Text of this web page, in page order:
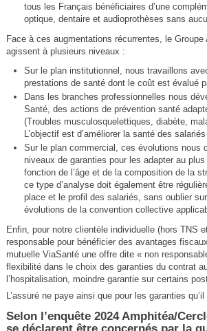
tous les Français bénéficiaires d’une
optique, dentaire et audioprothèses sans
Face à ces augmentations récurrentes, le
agissent à plusieurs niveaux :
Sur le plan institutionnel, nous travaillons
prestations de santé dont le coût est évalué
Dans les branches professionnelles nous
Santé, des actions de prévention santé
(Troubles musculosquelettiques, diabète,
L’objectif est d’améliorer la santé des
Sur le plan commercial, ces évolutions nous
niveaux de garanties pour les adapter au
fonction de l’âge et de la composition de la
ce type d’analyse doit également être
place et le profil des salariés, sans oublier
évolutions de la convention collective
Enfin, pour notre clientèle individuelle (hors TNS
responsable pour bénéficier des avantages
mutuelle ViaSanté une offre dite « non
flexibilité dans le choix des garanties du contrat
l’hospitalisation, moindre garantie sur certains
L’assuré ne paye ainsi que pour les garanties
Selon l’enquête 2024 Amphitéa/